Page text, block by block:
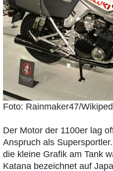
Foto: Rainmaker47/
Der Motor der 1100er lag
Anspruch als
die kleine Grafik am Tank
Katana bezeichnet auf